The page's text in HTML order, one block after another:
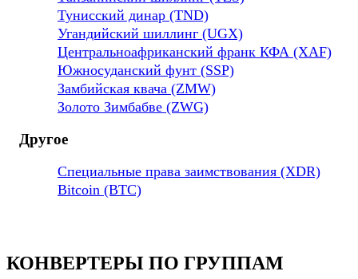
Тунисский динар (TND)
Угандийский шиллинг (UGX)
Центральноафриканский франк КФА (XAF)
Южносуданский фунт (SSP)
Замбийская квача (ZMW)
Золото Зимбабве (ZWG)
Другое
Специальные права заимствования (XDR)
Bitcoin (BTC)
КОНВЕРТЕРЫ ПО ГРУППАМ